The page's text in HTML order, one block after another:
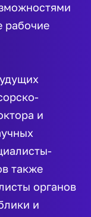
рабочие
и
также
органов
и